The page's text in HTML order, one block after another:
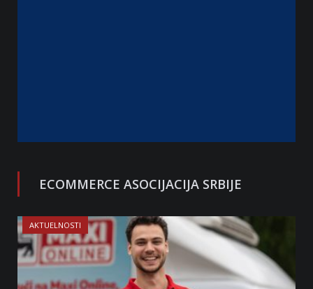
ECOMMERCE ASOCIJACIJA SRBIJE
AKTUELNOSTI